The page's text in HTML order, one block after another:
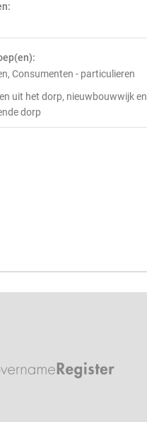
Consumenten - particulieren
uit het dorp, nieuwbouwwijk en
dorp